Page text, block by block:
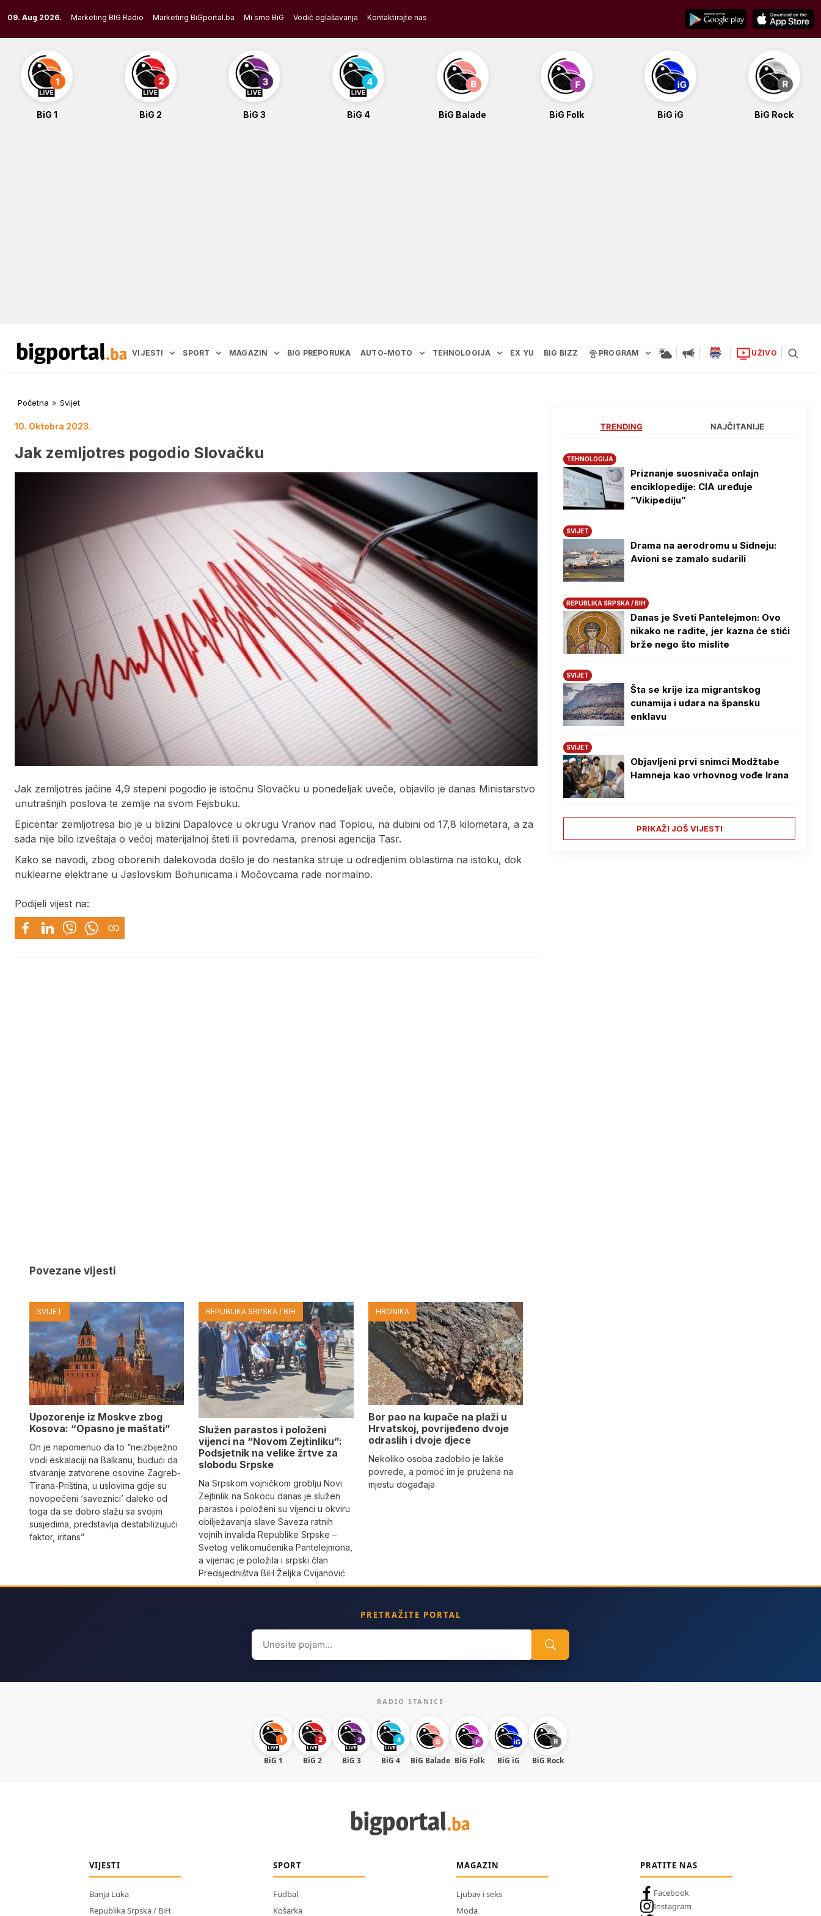
to
content
09. Aug 2026. Marketing BIG Radio Marketing BiGportal.ba Mi smo BiG Vodič oglašavanja Kontaktirajte nas
BiG 1 BiG 2 BiG 3 BiG 4 BiG Balade BiG Folk BiG iG BiG Rock
VIJESTI SPORT MAGAZIN BIG PREPORUKA AUTO-MOTO TEHNOLOGIJA EX YU BIG BIZZ PROGRAM UŽIVO
Početna » Svijet
10. Oktobra 2023.
Jak zemljotres pogodio Slovačku
Jak zemljotres jačine 4,9 stepeni pogodio je istočnu Slovačku u ponedeljak uveče, objavilo je danas Ministarstvo
unutrašnjih poslova te zemlje na svom Fejsbuku.
Epicentar zemljotresa bio je u blizini Dapalovce u okrugu Vranov nad Toplou, na dubini od 17,8 kilometara, a za
sada nije bilo izveštaja o većoj materijalnoj šteti ili povredama, prenosi agencija Tasr.
Kako se navodi, zbog oborenih dalekovoda došlo je do nestanka struje u odredjenim oblastima na istoku, dok
nuklearne elektrane u Jaslovskim Bohunicama i Močovcama rade normalno.
Podijeli vijest na:
Povezane vijesti
SVIJET
Upozorenje iz Moskve zbog
Kosova: “Opasno je maštati”
On je napomenuo da to “neizbiježno
vodi eskalaciji na Balkanu, budući da
stvaranje zatvorene osovine Zagreb-
Tirana-Priština, u uslovima gdje su
novopečeni ‘saveznici’ daleko od
toga da se dobro slažu sa svojim
susjedima, predstavlja destabilizujući
faktor, iritans”
REPUBLIKA SRPSKA / BIH
Služen parastos i položeni
vijenci na “Novom Zejtinliku”:
Podsjetnik na velike žrtve za
slobodu Srpske
Na Srpskom vojničkom groblju Novi
Zejtinlik na Sokocu danas je služen
parastos i položeni su vijenci u okviru
obilježavanja slave Saveza ratnih
vojnih invalida Republike Srpske –
Svetog velikomučenika Pantelejmona,
a vijenac je položila i srpski član
Predsjedništva BiH Željka Cvijanović
HRONIKA
Bor pao na kupače na plaži u
Hrvatskoj, povrijeđeno dvoje
odraslih i dvoje djece
Nekoliko osoba zadobilo je lakše
povrede, a pomoć im je pružena na
mjestu događaja
TRENDING NAJČITANIJE
TEHNOLOGIJA
Priznanje suosnivača onlajn
enciklopedije: CIA uređuje
“Vikipediju”
SVIJET
Drama na aerodromu u Sidneju:
Avioni se zamalo sudarili
REPUBLIKA SRPSKA / BIH
Danas je Sveti Pantelejmon: Ovo
nikako ne radite, jer kazna će stići
brže nego što mislite
SVIJET
Šta se krije iza migrantskog
cunamija i udara na špansku
enklavu
SVIJET
Objavljeni prvi snimci Modžtabe
Hamneja kao vrhovnog vođe Irana
PRIKAŽI JOŠ VIJESTI
PRETRAŽITE PORTAL
Search
for:
RADIO STANICE
BiG 1 BiG 2 BiG 3 BiG 4 BiG Balade BiG Folk BiG iG BiG Rock
VIJESTI
Banja Luka
Republika Srpska / BiH
SPORT
Fudbal
Košarka
MAGAZIN
Ljubav i seks
Moda
PRATITE NAS
Facebook
Instagram